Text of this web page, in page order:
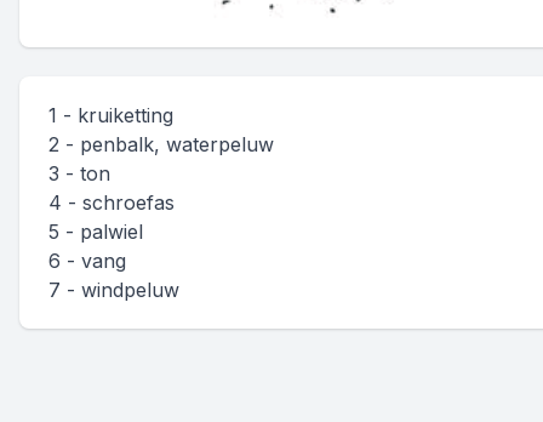
1 - kruiketting
2 - penbalk, waterpeluw
3 - ton
4 - schroefas
5 - palwiel
6 - vang
7 - windpeluw